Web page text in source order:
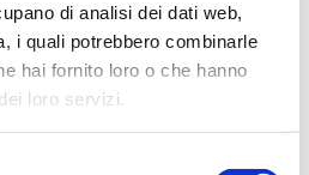
di analisi dei dati web,
i quali potrebbero combinarle
hai fornito loro o che hanno
loro servizi.
in cartoncino cercando di